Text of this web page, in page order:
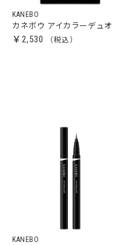
KANEBO
カネボウ アイカラーデュオ
￥2,530
KANEBO